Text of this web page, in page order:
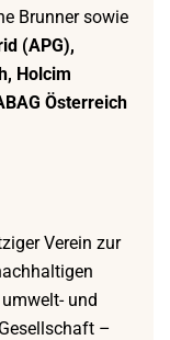
Brunner sowie
(APG),
Holcim
Österreich
Verein zur
und
–